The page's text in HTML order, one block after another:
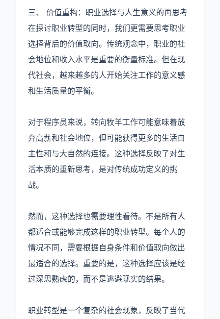
三、 价值重构：职业选择与人生意义的再思考
在探讨职业转型的同时，我们更需要思考职业
选择背后的价值取向。传统观念中，职业的社
会地位和收入水平是重要的衡量标准。但在现
代社会，越来越多的人开始关注工作的意义感
和生活质量的平衡。
对于程序员来说，转向牧羊工作可能意味着放
弃高薪和社会地位，但可能获得更多的生活自
主性和与大自然的连接。这种选择反映了对生
活本质的重新思考，是对传统成功定义的挑
战。
然而，这种选择也需要理性看待。不是所有人
都适合或能够完成这样的职业转型。每个人的
情况不同，需要根据自身条件和价值取向做出
最适合的选择。重要的是，这种选择应该是经
过深思熟虑的，而不是逃避现实的结果。
职业转型是一个复杂的社会现象，反映了当代